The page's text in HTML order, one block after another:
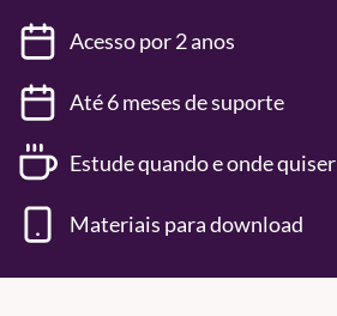
Acesso por 2 anos
Até 6 meses de suporte
Estude quando e onde quiser
Materiais para download